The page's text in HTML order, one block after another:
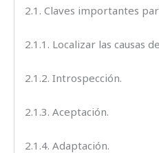
2.1. Claves importantes
2.1.1. Localizar las causas
2.1.2. Introspección.
2.1.3. Aceptación.
2.1.4. Adaptación.